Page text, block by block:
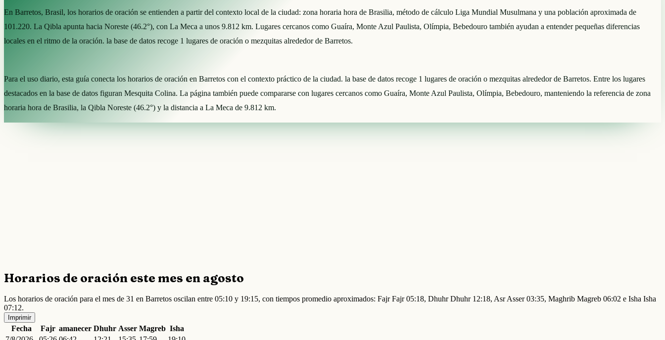
En Barretos, Brasil, los horarios de oración se entienden a partir del contexto local de la ciudad: zona horaria hora de Brasilia, método de cálculo Liga Mundial Musulmana y una población aproximada de
101.220. La Qibla apunta hacia Noreste (46.2°), con La Meca a unos 9.812 km. Lugares cercanos como Guaíra, Monte Azul Paulista, Olímpia, Bebedouro también ayudan a entender pequeñas diferencias
locales en el ritmo de la oración. la base de datos recoge 1 lugares de oración o mezquitas alrededor de Barretos.
Para el uso diario, esta guía conecta los horarios de oración en Barretos con el contexto práctico de la ciudad. la base de datos recoge 1 lugares de oración o mezquitas alrededor de Barretos. Entre los lugares
destacados en la base de datos figuran Mesquita Colina. La página también puede compararse con lugares cercanos como Guaíra, Monte Azul Paulista, Olímpia, Bebedouro, manteniendo la referencia de zona
horaria hora de Brasilia, la Qibla Noreste (46.2°) y la distancia a La Meca de 9.812 km.
Horarios de oración este mes en agosto
Los horarios de oración para el mes de 31 en Barretos oscilan entre 05:10 y 19:15, con tiempos promedio aproximados: Fajr Fajr 05:18, Dhuhr Dhuhr 12:18, Asr Asser 03:35, Maghrib Magreb 06:02 e Isha Isha
07:12.
Imprimir
Fecha Fajr amanecer Dhuhr Asser Magreb Isha